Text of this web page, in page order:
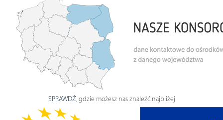
SPRAWDŹ, gdzie możesz nas znaleźć najbliżej